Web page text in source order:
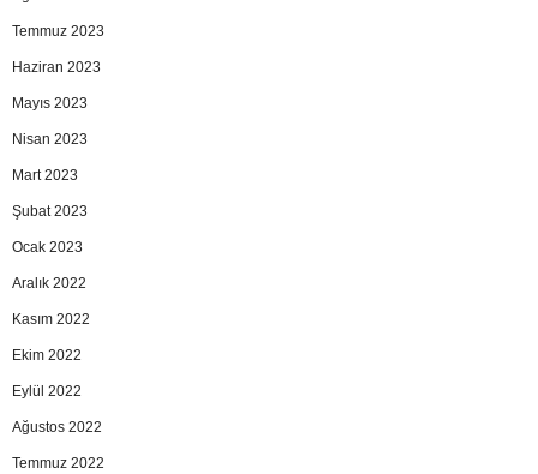
Temmuz 2023
Haziran 2023
Mayıs 2023
Nisan 2023
Mart 2023
Şubat 2023
Ocak 2023
Aralık 2022
Kasım 2022
Ekim 2022
Eylül 2022
Ağustos 2022
Temmuz 2022